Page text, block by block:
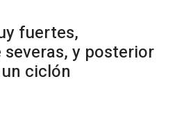
fuertes,
y posterior
ciclón